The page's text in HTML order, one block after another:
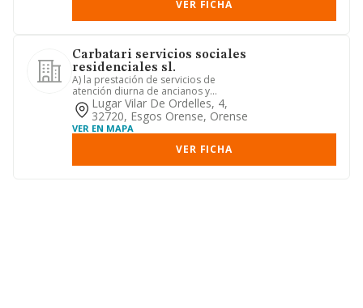
VER FICHA
Carbatari servicios sociales
residenciales sl.
A) la prestación de servicios de
atención diurna de ancianos y
dependientes, con recogida en los
do...
Lugar Vilar De Ordelles, 4,
32720, Esgos Orense, Orense
VER EN MAPA
VER FICHA